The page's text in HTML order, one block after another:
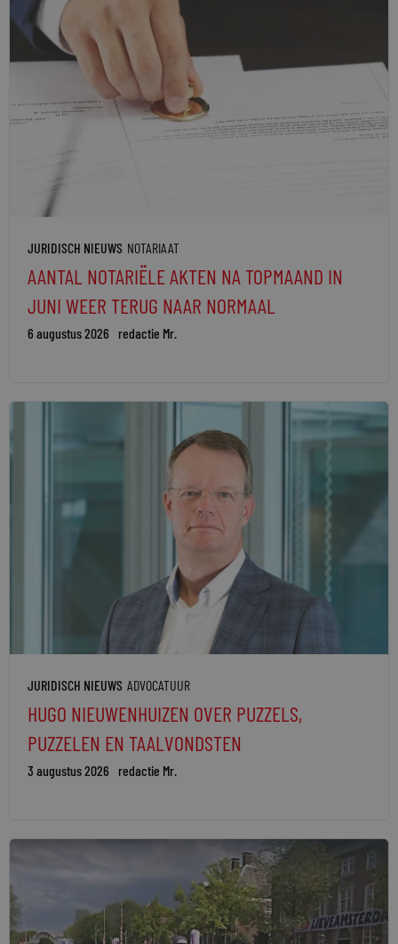
JURIDISCH NIEUWS NOTARIAAT
AANTAL NOTARIËLE AKTEN NA TOPMAAND IN
JUNI WEER TERUG NAAR NORMAAL
6 augustus 2026 redactie Mr.
JURIDISCH NIEUWS ADVOCATUUR
HUGO NIEUWENHUIZEN OVER PUZZELS,
PUZZELEN EN TAALVONDSTEN
3 augustus 2026 redactie Mr.